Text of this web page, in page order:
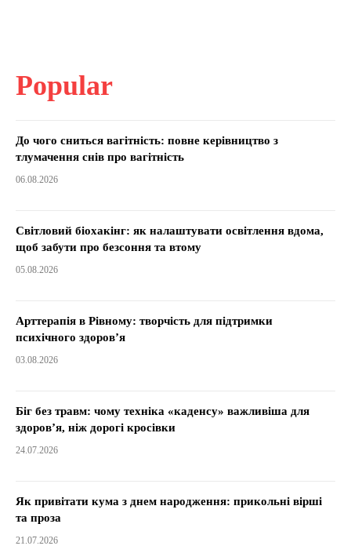
Popular
До чого сниться вагітність: повне керівництво з
тлумачення снів про вагітність
06.08.2026
Світловий біохакінг: як налаштувати освітлення вдома,
щоб забути про безсоння та втому
05.08.2026
Арттерапія в Рівному: творчість для підтримки
психічного здоров’я
03.08.2026
Біг без травм: чому техніка «каденсу» важливіша для
здоров’я, ніж дорогі кросівки
24.07.2026
Як привітати кума з днем народження: прикольні вірші
та проза
21.07.2026